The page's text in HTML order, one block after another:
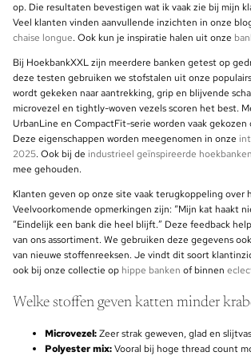
op. Die resultaten bevestigen wat ik vaak zie bij mijn
Veel klanten vinden aanvullende inzichten in onze
chaise longue. Ook kun je inspiratie halen uit onze
Bij HoekbankXXL zijn meerdere banken getest op
deze testen gebruiken we stofstalen uit onze
wordt gekeken naar aantrekking, grip en blijvende
microvezel en tightly-woven vezels scoren het best.
UrbanLine en CompactFit-serie worden vaak
Deze eigenschappen worden meegenomen in onze
2025. Ook bij de industrieel geïnspireerde hoekbanken
mee gehouden.
Klanten geven op onze site vaak terugkoppeling over
Veelvoorkomende opmerkingen zijn: “Mijn kat haakt
“Eindelijk een bank die heel blijft.” Deze feedback
van ons assortiment. We gebruiken deze gegevens
van nieuwe stoffenreeksen. Je vindt dit soort
ook bij onze collectie op hippe banken of binnen
Welke stoffen geven katten minder
Microvezel:Zeer strak geweven, glad en
Polyester mix:Vooral bij hoge thread count